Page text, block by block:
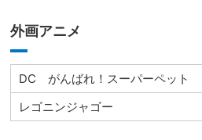
外画アニメ
DC がんばれ！スーパーペット
レゴニンジャゴー